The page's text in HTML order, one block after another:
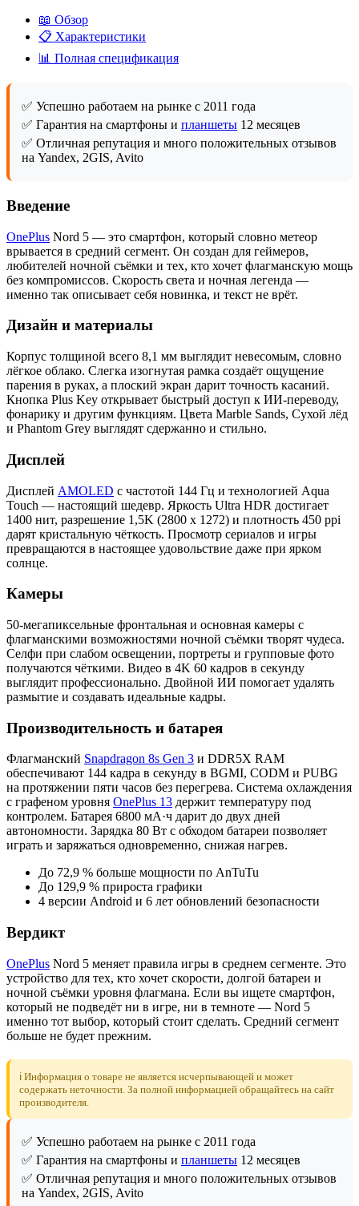
📖 Обзор
📋 Характеристики
📊 Полная спецификация
✅ Успешно работаем на рынке с 2011 года
✅ Гарантия на смартфоны и планшеты 12 месяцев
✅ Отличная репутация и много положительных отзывов
на Yandex, 2GIS, Avito
Введение
OnePlus Nord 5 — это смартфон, который словно метеор
врывается в средний сегмент. Он создан для геймеров,
любителей ночной съёмки и тех, кто хочет флагманскую мощь
без компромиссов. Скорость света и ночная легенда —
именно так описывает себя новинка, и текст не врёт.
Дизайн и материалы
Корпус толщиной всего 8,1 мм выглядит невесомым, словно
лёгкое облако. Слегка изогнутая рамка создаёт ощущение
парения в руках, а плоский экран дарит точность касаний.
Кнопка Plus Key открывает быстрый доступ к ИИ-переводу,
фонарику и другим функциям. Цвета Marble Sands, Сухой лёд
и Phantom Grey выглядят сдержанно и стильно.
Дисплей
Дисплей AMOLED с частотой 144 Гц и технологией Aqua
Touch — настоящий шедевр. Яркость Ultra HDR достигает
1400 нит, разрешение 1,5K (2800 x 1272) и плотность 450 ppi
дарят кристальную чёткость. Просмотр сериалов и игры
превращаются в настоящее удовольствие даже при ярком
солнце.
Камеры
50-мегапиксельные фронтальная и основная камеры с
флагманскими возможностями ночной съёмки творят чудеса.
Селфи при слабом освещении, портреты и групповые фото
получаются чёткими. Видео в 4K 60 кадров в секунду
выглядит профессионально. Двойной ИИ помогает удалять
размытие и создавать идеальные кадры.
Производительность и батарея
Флагманский Snapdragon 8s Gen 3 и DDR5X RAM
обеспечивают 144 кадра в секунду в BGMI, CODM и PUBG
на протяжении пяти часов без перегрева. Система охлаждения
с графеном уровня OnePlus 13 держит температуру под
контролем. Батарея 6800 мА·ч дарит до двух дней
автономности. Зарядка 80 Вт с обходом батареи позволяет
играть и заряжаться одновременно, снижая нагрев.
До 72,9 % больше мощности по AnTuTu
До 129,9 % прироста графики
4 версии Android и 6 лет обновлений безопасности
Вердикт
OnePlus Nord 5 меняет правила игры в среднем сегменте. Это
устройство для тех, кто хочет скорости, долгой батареи и
ночной съёмки уровня флагмана. Если вы ищете смартфон,
который не подведёт ни в игре, ни в темноте — Nord 5
именно тот выбор, который стоит сделать. Средний сегмент
больше не будет прежним.
ℹ️ Информация о товаре не является исчерпывающей и может
содержать неточности. За полной информацией обращайтесь на сайт
производителя.
✅ Успешно работаем на рынке с 2011 года
✅ Гарантия на смартфоны и планшеты 12 месяцев
✅ Отличная репутация и много положительных отзывов
на Yandex, 2GIS, Avito